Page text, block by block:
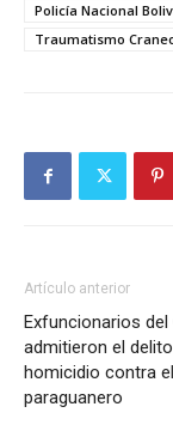
Policía Nacional
Traumatismo
Artículo anterior
Exfuncionarios del
admitieron el
homicidio contra
paraguanero